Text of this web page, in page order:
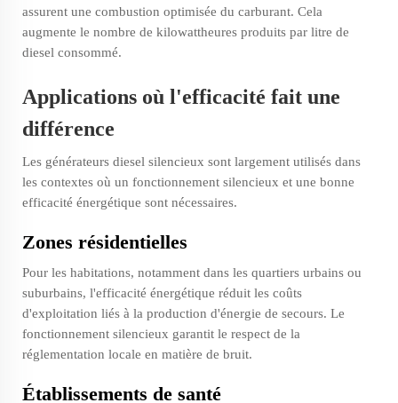
assurent une combustion optimisée du carburant. Cela
augmente le nombre de kilowattheures produits par litre de
diesel consommé.
Applications où l'efficacité fait une
différence
Les générateurs diesel silencieux sont largement utilisés dans
les contextes où un fonctionnement silencieux et une bonne
efficacité énergétique sont nécessaires.
Zones résidentielles
Pour les habitations, notamment dans les quartiers urbains ou
suburbains, l'efficacité énergétique réduit les coûts
d'exploitation liés à la production d'énergie de secours. Le
fonctionnement silencieux garantit le respect de la
réglementation locale en matière de bruit.
Établissements de santé